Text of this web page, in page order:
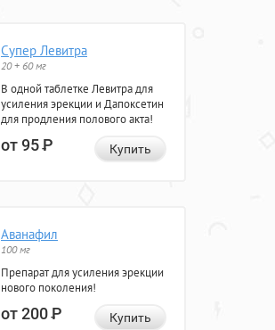
Супер Левитра
20 + 60 мг
В одной таблетке Левитра для
усиления эрекции и Дапоксетин
для продления полового акта!
от 95Р Купить
Аванафил
100 мг
Препарат для усиления эрекции
нового поколения!
от 200Р Купить